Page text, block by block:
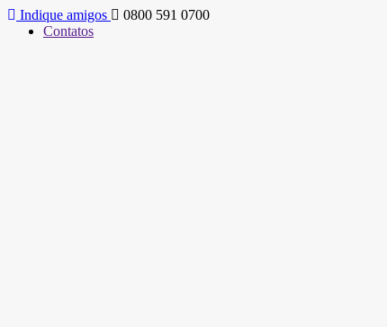
Indique amigos
0800 591 0700
Contatos